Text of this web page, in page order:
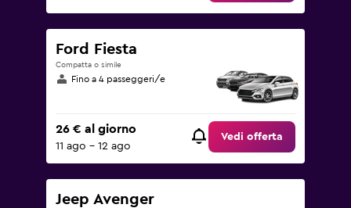
Ford Fiesta
Compatta o simile
Fino a 4 passeggeri/e
26 € al giorno
11 ago - 12 ago
Vedi offerta
Jeep Avenger